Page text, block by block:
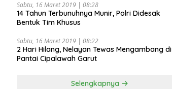
Sabtu, 16 Maret 2019 | 08:28
14 Tahun Terbunuhnya Munir, Polri Didesak
Bentuk Tim Khusus
Sabtu, 16 Maret 2019 | 08:22
2 Hari Hilang, Nelayan Tewas Mengambang di
Pantai Cipalawah Garut
Selengkapnya